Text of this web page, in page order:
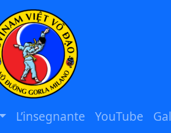
L’insegnante YouTube